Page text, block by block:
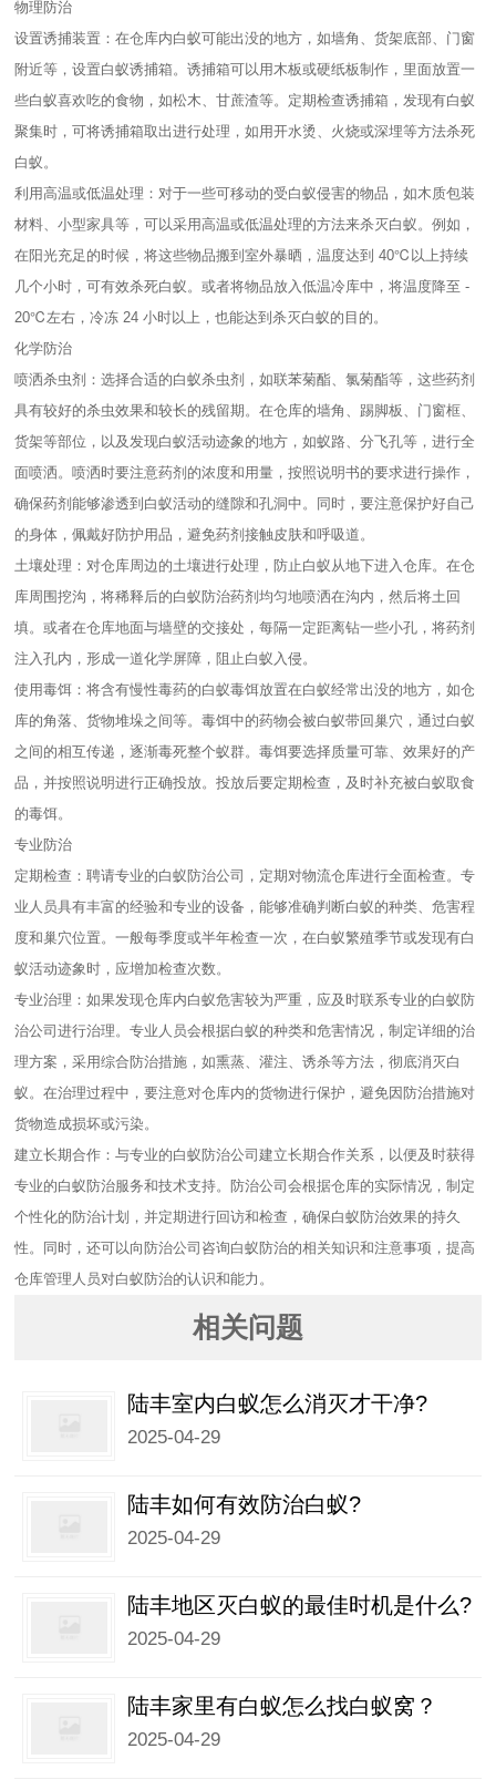
物理防治
设置诱捕装置：在仓库内白蚁可能出没的地方，如墙角、货架底部、门窗
附近等，设置白蚁诱捕箱。诱捕箱可以用木板或硬纸板制作，里面放置一
些白蚁喜欢吃的食物，如松木、甘蔗渣等。定期检查诱捕箱，发现有白蚁
聚集时，可将诱捕箱取出进行处理，如用开水烫、火烧或深埋等方法杀死
白蚁。
利用高温或低温处理：对于一些可移动的受白蚁侵害的物品，如木质包装
材料、小型家具等，可以采用高温或低温处理的方法来杀灭白蚁。例如，
在阳光充足的时候，将这些物品搬到室外暴晒，温度达到 40℃以上持续
几个小时，可有效杀死白蚁。或者将物品放入低温冷库中，将温度降至 -
20℃左右，冷冻 24 小时以上，也能达到杀灭白蚁的目的。
化学防治
喷洒杀虫剂：选择合适的白蚁杀虫剂，如联苯菊酯、氯菊酯等，这些药剂
具有较好的杀虫效果和较长的残留期。在仓库的墙角、踢脚板、门窗框、
货架等部位，以及发现白蚁活动迹象的地方，如蚁路、分飞孔等，进行全
面喷洒。喷洒时要注意药剂的浓度和用量，按照说明书的要求进行操作，
确保药剂能够渗透到白蚁活动的缝隙和孔洞中。同时，要注意保护好自己
的身体，佩戴好防护用品，避免药剂接触皮肤和呼吸道。
土壤处理：对仓库周边的土壤进行处理，防止白蚁从地下进入仓库。在仓
库周围挖沟，将稀释后的白蚁防治药剂均匀地喷洒在沟内，然后将土回
填。或者在仓库地面与墙壁的交接处，每隔一定距离钻一些小孔，将药剂
注入孔内，形成一道化学屏障，阻止白蚁入侵。
使用毒饵：将含有慢性毒药的白蚁毒饵放置在白蚁经常出没的地方，如仓
库的角落、货物堆垛之间等。毒饵中的药物会被白蚁带回巢穴，通过白蚁
之间的相互传递，逐渐毒死整个蚁群。毒饵要选择质量可靠、效果好的产
品，并按照说明进行正确投放。投放后要定期检查，及时补充被白蚁取食
的毒饵。
专业防治
定期检查：聘请专业的白蚁防治公司，定期对物流仓库进行全面检查。专
业人员具有丰富的经验和专业的设备，能够准确判断白蚁的种类、危害程
度和巢穴位置。一般每季度或半年检查一次，在白蚁繁殖季节或发现有白
蚁活动迹象时，应增加检查次数。
专业治理：如果发现仓库内白蚁危害较为严重，应及时联系专业的白蚁防
治公司进行治理。专业人员会根据白蚁的种类和危害情况，制定详细的治
理方案，采用综合防治措施，如熏蒸、灌注、诱杀等方法，彻底消灭白
蚁。在治理过程中，要注意对仓库内的货物进行保护，避免因防治措施对
货物造成损坏或污染。
建立长期合作：与专业的白蚁防治公司建立长期合作关系，以便及时获得
专业的白蚁防治服务和技术支持。防治公司会根据仓库的实际情况，制定
个性化的防治计划，并定期进行回访和检查，确保白蚁防治效果的持久
性。同时，还可以向防治公司咨询白蚁防治的相关知识和注意事项，提高
仓库管理人员对白蚁防治的认识和能力。
相关问题
陆丰室内白蚁怎么消灭才干净?
2025-04-29
陆丰如何有效防治白蚁?
2025-04-29
陆丰地区灭白蚁的最佳时机是什么?
2025-04-29
陆丰家里有白蚁怎么找白蚁窝？
2025-04-29